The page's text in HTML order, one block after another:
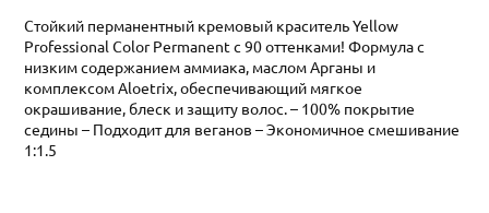
Стойкий перманентный кремовый краситель Yellow
Professional Color Permanent с 90 оттенками! Формула с
низким содержанием аммиака, маслом Арганы и
комплексом Aloetrix, обеспечивающий мягкое
окрашивание, блеск и защиту волос. – 100% покрытие
седины – Подходит для веганов – Экономичное смешивание
1:1.5